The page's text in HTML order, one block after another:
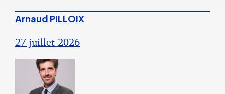
Arnaud PILLOIX
27 juillet 2026